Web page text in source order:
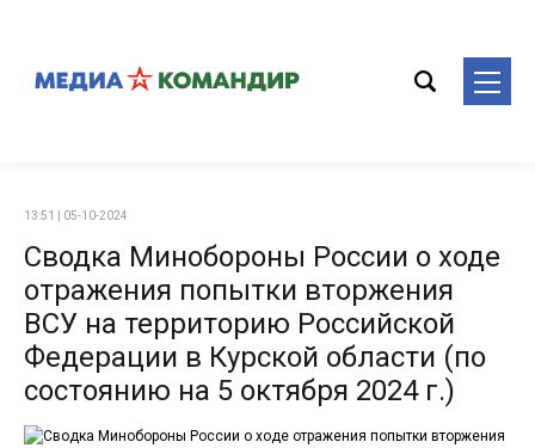
13:51 | 05-10-2024
Сводка Минобороны России о ходе
отражения попытки вторжения
ВСУ на территорию Российской
Федерации в Курской области (по
состоянию на 5 октября 2024 г.)